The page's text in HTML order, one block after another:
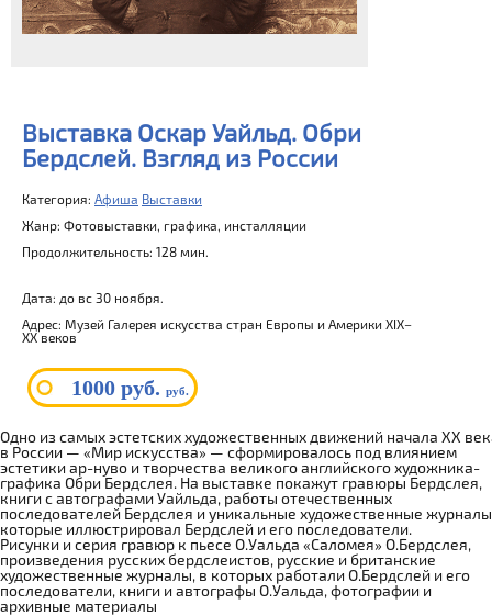
Выставка Оскар Уайльд. Обри
Бердслей. Взгляд из России
Категория: Афиша Выставки
Жанр: Фотовыставки, графика, инсталляции
Продолжительность: 128 мин.
Дата: до вс 30 ноября.
Адрес: Музей Галерея искусства стран Европы и Америки XIX–
XX веков
1000 руб. руб.
Одно из самых эстетских художественных движений начала XX
в России — «Мир искусства» — сформировалось под влиянием
эстетики ар-нуво и творчества великого английского художника-
графика Обри Бердслея. На выставке покажут гравюры Бердслея,
книги с автографами Уайльда, работы отечественных
последователей Бердслея и уникальные художественные
которые иллюстрировал Бердслей и его последователи.
Рисунки и серия гравюр к пьесе О.Уальда «Саломея» О.Бердслея,
произведения русских бердслеистов, русские и британские
художественные журналы, в которых работали О.Бердслей и его
последователи, книги и автографы О.Уальда, фотографии и
архивные материалы